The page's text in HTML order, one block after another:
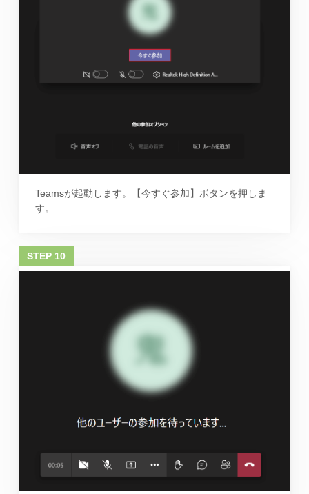
Teamsが起動します。【今すぐ参加】ボタンを押しま
す。